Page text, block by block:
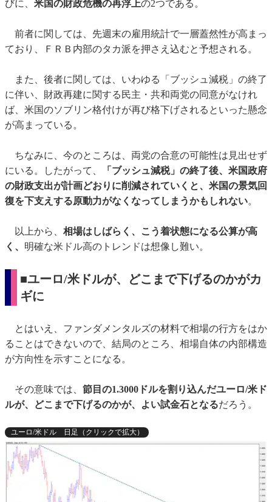
びに、 米国の財政危機の再浮上の2つである。
前者に関しては、先週末の雇用統計で一層蓋然性が高まっ
ており、ＦＲＢ内部のタカ派を押さえ込むと予想される。
また、後者に関しては、いわゆる「ブッシュ減税」の終了
に伴い、財政再建に関する民主・共和両党の同意がなけれ
ば、米国のソブリン格付けが再び格下げされるといった懸念
が高まっている。
ちなみに、今のところは、両党の合意の可能性は見出せず
にいる。したがって、
「ブッシュ減税」の終了後、米国政府
の財政支出が計画どおりに削減されていくと、米国の景気回
復を下支えする原動力がなくなってしまうかもしれない。
以上から、 相場はしばらく、こう着状態になる公算が高
く、 明確な米ドル高のトレンドは想像し難い。
■ユーロ/米ドルが、どこまで下げるのかがカ
ギに
とはいえ、ファンダメンタルズの材料で相場の行方をはか
ることはできないので、結局のところ、相場自体の内部構造
が方向性を示すことになる。
その意味では、 節目の1.3000ドルを割り込んだユーロ/米ド
ルが、どこまで下げるのかが、よい試金石となるだろう。
ユーロ/米ドル 日足（クリックで拡大）